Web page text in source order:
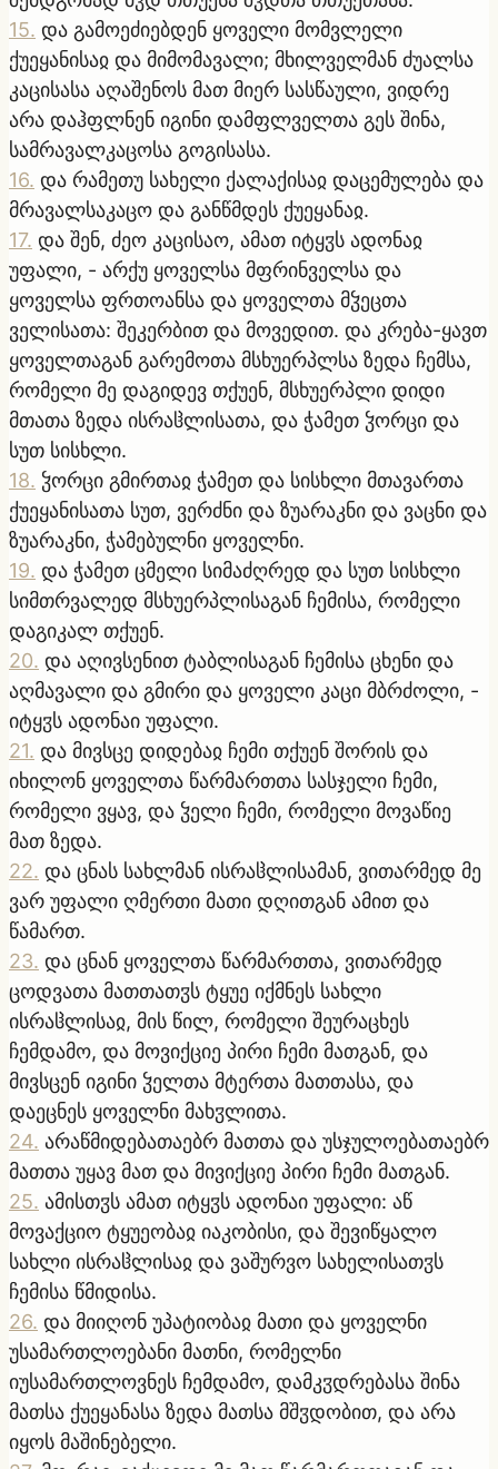
15. და გამოეძიებდენ ყოველი მომვლელი
ქუეყანისაჲ და მიმომავალი; მხილველმან ძუალსა
კაცისასა აღაშენოს მათ მიერ სასწაული, ვიდრე
არა დაჰფლნენ იგინი დამფლველთა გეს შინა,
სამრავალკაცოსა გოგისასა.
16. და რამეთუ სახელი ქალაქისაჲ დაცემულება და
მრავალსაკაცო და განწმდეს ქუეყანაჲ.
17. და შენ, ძეო კაცისაო, ამათ იტყჳს ადონაჲ
უფალი, - არქუ ყოველსა მფრინველსა და
ყოველსა ფრთოანსა და ყოველთა მჴეცთა
ველისათა: შეკერბით და მოვედით. და კრება-ყავთ
ყოველთაგან გარემოთა მსხუერპლსა ზედა ჩემსა,
რომელი მე დაგიდევ თქუენ, მსხუერპლი დიდი
მთათა ზედა ისრაჱლისათა, და ჭამეთ ჴორცი და
სუთ სისხლი.
18. ჴორცი გმირთაჲ ჭამეთ და სისხლი მთავართა
ქუეყანისათა სუთ, ვერძნი და ზუარაკნი და ვაცნი და
ზუარაკნი, ჭამებულნი ყოველნი.
19. და ჭამეთ ცმელი სიმაძღრედ და სუთ სისხლი
სიმთრვალედ მსხუერპლისაგან ჩემისა, რომელი
დაგიკალ თქუენ.
20. და აღივსენით ტაბლისაგან ჩემისა ცხენი და
აღმავალი და გმირი და ყოველი კაცი მბრძოლი, -
იტყჳს ადონაი უფალი.
21. და მივსცე დიდებაჲ ჩემი თქუენ შორის და
იხილონ ყოველთა წარმართთა სასჯელი ჩემი,
რომელი ვყავ, და ჴელი ჩემი, რომელი მოვაწიე
მათ ზედა.
22. და ცნას სახლმან ისრაჱლისამან, ვითარმედ მე
ვარ უფალი ღმერთი მათი დღითგან ამით და
წამართ.
23. და ცნან ყოველთა წარმართთა, ვითარმედ
ცოდვათა მათთათჳს ტყუე იქმნეს სახლი
ისრაჱლისაჲ, მის წილ, რომელი შეურაცხეს
ჩემდამო, და მოვიქციე პირი ჩემი მათგან, და
მივსცენ იგინი ჴელთა მტერთა მათთასა, და
დაეცნეს ყოველნი მახჳლითა.
24. არაწმიდებათაებრ მათთა და უსჯულოებათაებრ
მათთა უყავ მათ და მივიქციე პირი ჩემი მათგან.
25. ამისთჳს ამათ იტყჳს ადონაი უფალი: აწ
მოვაქციო ტყუეობაჲ იაკობისი, და შევიწყალო
სახლი ისრაჱლისაჲ და ვაშურვო სახელისათჳს
ჩემისა წმიდისა.
26. და მიიღონ უპატიობაჲ მათი და ყოველნი
უსამართლოებანი მათნი, რომელნი
იუსამართლოვნეს ჩემდამო, დამკჳდრებასა შინა
მათსა ქუეყანასა ზედა მათსა მშჳდობით, და არა
იყოს მაშინებელი.